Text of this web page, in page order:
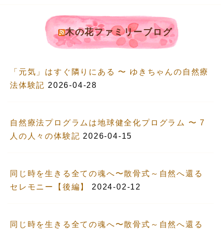
木の花ファミリーブログ
「元気」はすぐ隣りにある 〜 ゆきちゃんの自然療
法体験記 2026-04-28
自然療法プログラムは地球健全化プログラム 〜 7
人の人々の体験記 2026-04-15
同じ時を生きる全ての魂へ〜散骨式～自然へ還る
セレモニー【後編】
2024-02-12
同じ時を生きる全ての魂へ〜散骨式～自然へ還る